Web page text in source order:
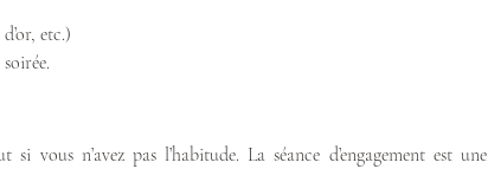
etc.)
n’avez pas l’habitude. La séance d’engagement est une